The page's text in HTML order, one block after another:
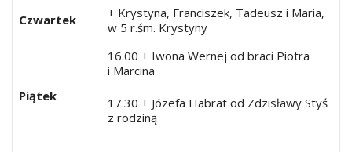
Czwartek
+ Krystyna, Franciszek, Tadeusz i Maria,
w 5 r.śm. Krystyny
Piątek
16.00 + Iwona Wernej od braci Piotra
i Marcina
17.30 + Józefa Habrat od Zdzisławy Styś
z rodziną